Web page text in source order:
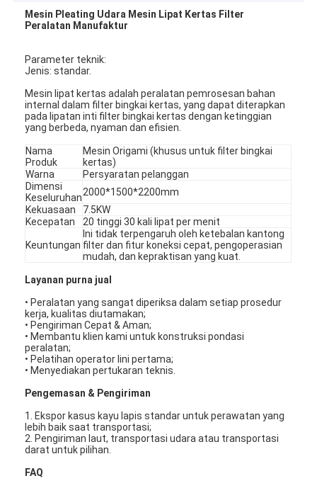
Mesin Pleating Udara Mesin Lipat Kertas Filter
Peralatan Manufaktur​
Parameter teknik:
Jenis: standar.
Mesin lipat kertas adalah peralatan pemrosesan bahan
internal dalam filter bingkai kertas, yang dapat diterapkan
pada lipatan inti filter bingkai kertas dengan ketinggian
yang berbeda, nyaman dan efisien.
Nama
Produk
Mesin Origami (khusus untuk filter bingkai
kertas)
Warna
Persyaratan pelanggan
Dimensi
Keseluruhan2000*1500*2200mm
Kekuasaan
7.5KW
Kecepatan
20 tinggi 30 kali lipat per menit
Keuntungan
Ini tidak terpengaruh oleh ketebalan kantong
filter dan fitur koneksi cepat, pengoperasian
mudah, dan kepraktisan yang kuat.
Layanan purna jual
• Peralatan yang sangat diperiksa dalam setiap prosedur
kerja, kualitas diutamakan;
• Pengiriman Cepat & Aman;
• Membantu klien kami untuk konstruksi pondasi
peralatan;
• Pelatihan operator lini pertama;
• Menyediakan pertukaran teknis.
Pengemasan & Pengiriman
1. Ekspor kasus kayu lapis standar untuk perawatan yang
lebih baik saat transportasi;
2. Pengiriman laut, transportasi udara atau transportasi
darat untuk pilihan.
FAQ